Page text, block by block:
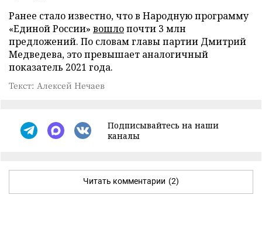
Ранее стало известно, что в Народную программу
«Единой России» вошлопочти 3 млн
предложений. По словам главы партии Дмитрий
Медведева, это превышает аналогичный
показатель 2021 года.
Текст: Алексей Нечаев
Подписывайтесь на наши
каналы
Читать комментарии (2)